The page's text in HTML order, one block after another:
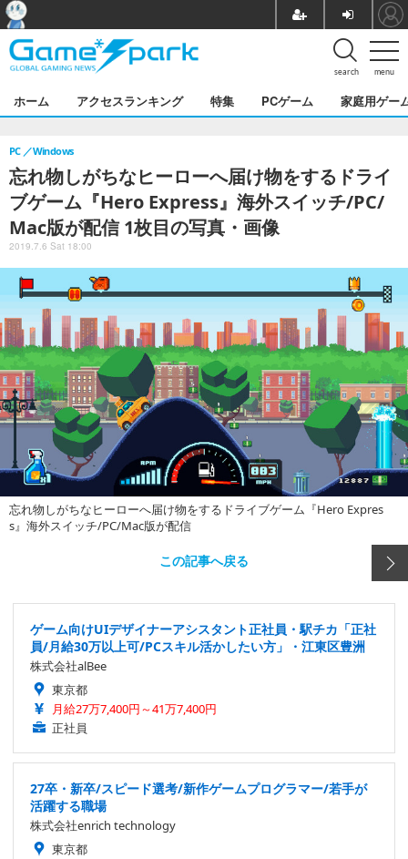
menu
search
ホーム アクセスランキング 特集 PCゲーム 家庭用ゲー
忘れ物しがちなヒーローへ届け物をするドライ
ブゲーム『Hero Express』海外スイッチ/PC/
Mac版が配信 1枚目の写真・画像
PC Windows
2019.7.6 Sat 18:00
忘れ物しがちなヒーローへ届け物をするドライブゲーム『Hero Expres
s』海外スイッチ/PC/Mac版が配信
この記事へ戻る
ゲーム向けUIデザイナーアシスタント正社員・駅チカ「正社
員/月給30万以上可/PCスキル活かしたい方」・江東区豊洲
株式会社alBee
東京都
月給27万7,400円～41万7,400円
正社員
27卒・新卒/スピード選考/新作ゲームプログラマー/若手が
活躍する職場
株式会社enrich technology
東京都